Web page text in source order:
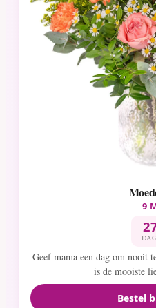
9
Geef mama een dag om nooit
is de mooiste
Bestel